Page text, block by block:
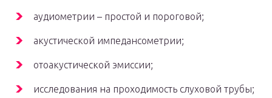
аудиометрии – простой и пороговой;
акустической импедансометрии;
отоакустической эмиссии;
исследования на проходимость слуховой трубы;